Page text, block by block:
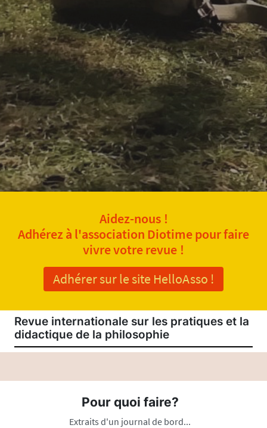
Aidez-nous !
Adhérez à l'association Diotime pour faire
vivre votre revue !
Adhérer sur le site HelloAsso !
Revue internationale sur les pratiques et la
didactique de la philosophie
Pour quoi faire?
Extraits d'un journal de bord...